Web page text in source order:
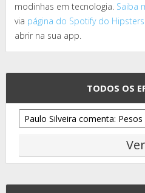
modinhas em tecnologia. Saiba
via página do Spotify do Hipsters
abrir na sua app.
TODOS OS